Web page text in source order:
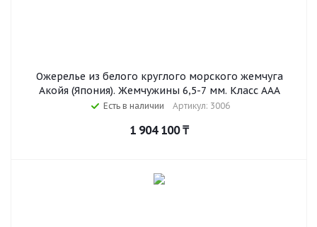
Ожерелье из белого круглого морского жемчуга
Акойя (Япония). Жемчужины 6,5-7 мм. Класс ААА
Есть в наличии Артикул: 3006
1 904 100₸